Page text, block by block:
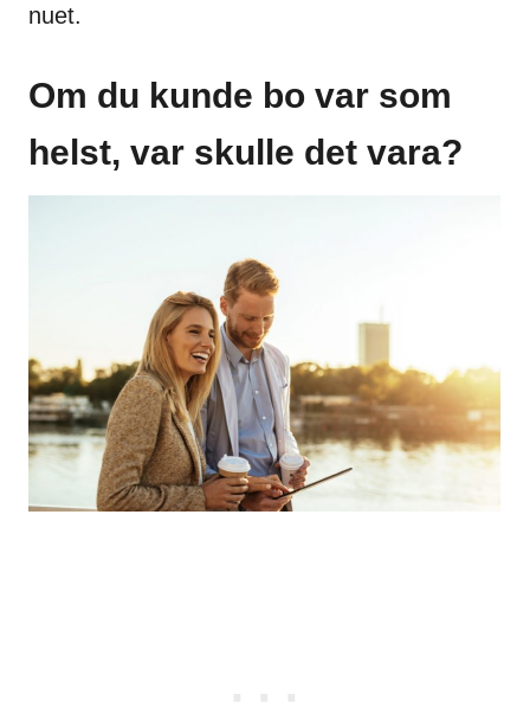
nuet.
Om du kunde bo var som
helst, var skulle det vara?